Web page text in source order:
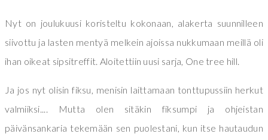
Nyt on joulukuusi koristeltu kokonaan, alakerta suunnilleen
siivottu ja lasten mentyä melkein ajoissa nukkumaan meillä oli
ihan oikeat sipsitreffit. Aloitettiin uusi sarja, One tree hill.
Ja jos nyt olisin fiksu, menisin laittamaan tonttupussiin herkut
valmiiksi.... Mutta olen sitäkin fiksumpi ja ohjeistan
päivänsankaria tekemään sen puolestani, kun itse hautaudun